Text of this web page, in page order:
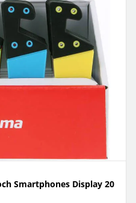
Smartphones Display 20